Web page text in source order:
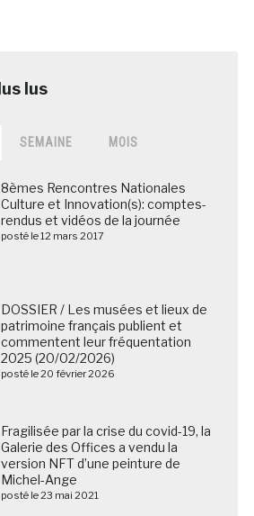
SEMAINE MOIS
8èmes Rencontres Nationales
Culture et Innovation(s): comptes-
rendus et vidéos de la journée
posté le 12 mars 2017
DOSSIER / Les musées et lieux de
patrimoine français publient et
commentent leur fréquentation
2025 (20/02/2026)
posté le 20 février 2026
Fragilisée par la crise du covid-19, la
Galerie des Offices a vendu la
version NFT d’une peinture de
Michel-Ange
posté le 23 mai 2021